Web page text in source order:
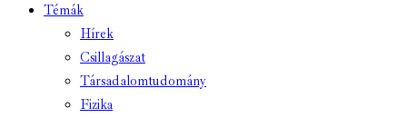
Témák
Hírek
Csillagászat
Társadalomtudomány
Fizika